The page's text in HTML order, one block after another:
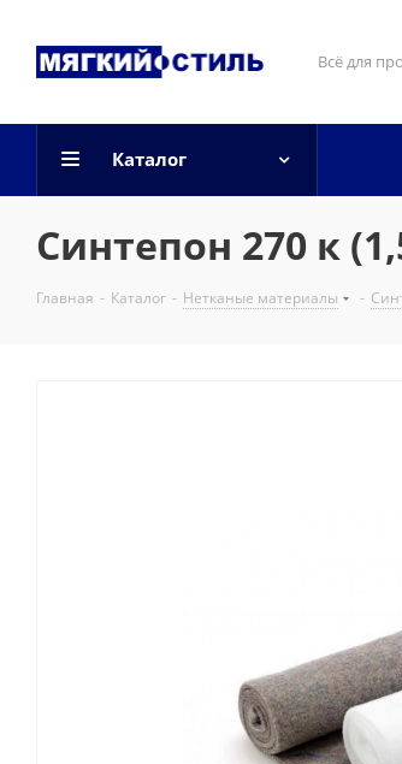
Всё для
Каталог
Синтепон 270 к
Главная - Каталог - Нетканые материалы -